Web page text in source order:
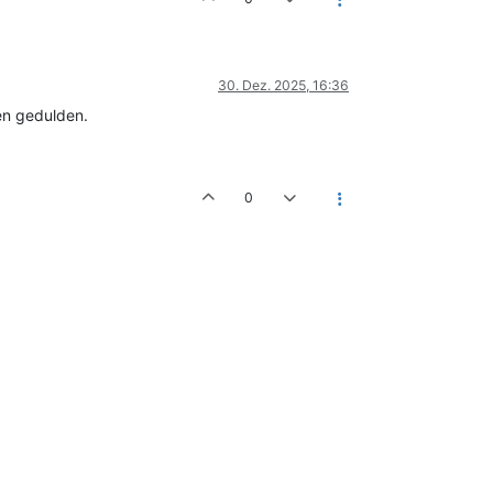
30. Dez. 2025, 16:36
gedulden.
0